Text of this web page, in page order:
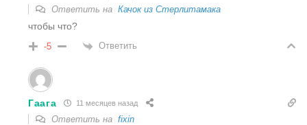
Ответить на Качок из Стерлитамака
чтобы что?
-5 Ответить
Гаага 11 месяцев назад
Ответить на fixin